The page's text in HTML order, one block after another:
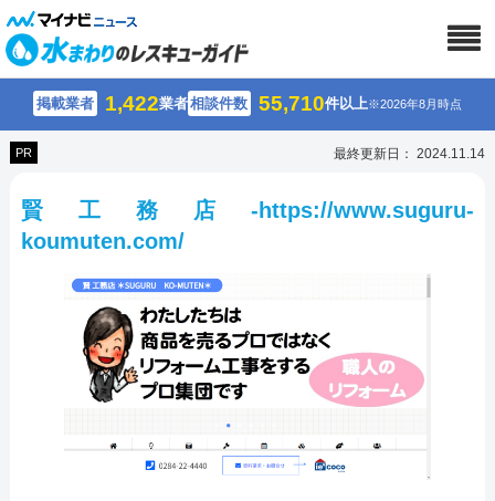
掲載業者 1,422業者相談件数 55,710件以上※2026年8月時点
PR 最終更新日： 2024.11.14
賢工務店-https://www.suguru-
koumuten.com/